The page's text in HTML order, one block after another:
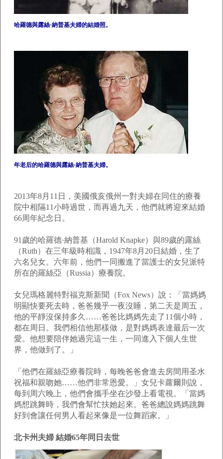
哈羅德與露絲·納普基夫婦的結婚照。
年老后的哈羅德與露絲·納普基夫婦。
2013年8月11日，美國俄亥俄州一對夫婦在同住的療養
院中相隔11小時過世，而再過九天，他們就將迎來結婚
66周年紀念日。
91歲的哈羅德·納普基（Harold Knapke）與89歲的露絲
（Ruth）在三年級時相識，1947年8月20日結婚，生了
六名兒女。六年前，他們一同搬進了當護士的女兒派特
所在的羅絲亞（Russia）療養院。
女兒瑪格麗特對福克斯新聞（Fox News）說：「當媽媽
明顯快要死去時，爸爸幾乎一夜沒睡，第二天是周五，
他的平靜沒保持多久……爸爸比媽媽先走了11個小時，
都在周日。我們相信他那樣做，是對媽媽表達最后一次
愛。他想要陪伴她過完這一生，一同進入下個人生世
界，他做到了。」
「他們在羅絲亞療養院時，每晚爸爸會進去房間用圣水
祝福和親吻她……他們非常恩愛。」女兒卡蘿爾則說，
每到周六晚上，他們會攜手坐在沙發上看電視。「當媽
媽想跳舞時，我們會幫忙扶她起來。爸爸總說媽媽跳舞
好到會讓任何男人看起來像是一位舞蹈家。」
北卡州夫婦 結婚65年同日去世